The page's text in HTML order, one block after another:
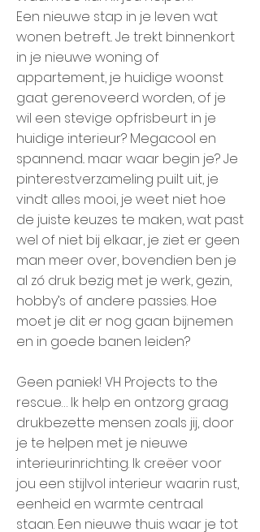
Een nieuwe stap in je leven wat
wonen betreft.. Je trekt binnenkort
in je nieuwe woning of
appartement, je huidige woonst
gaat gerenoveerd worden, of je
wil een stevige opfrisbeurt in je
huidige interieur? Megacool en
spannend.. maar waar begin je? Je
pinterestverzameling puilt uit, je
vindt alles mooi, je weet niet hoe
de juiste keuzes te maken, wat past
wel of niet bij elkaar, je ziet er geen
man meer over, bovendien ben je
al zó druk bezig met je werk, gezin,
hobby’s of andere passies. Hoe
moet je dit er nog gaan bijnemen
en in goede banen leiden?
Geen paniek! VH Projects to the
rescue… Ik help en ontzorg graag
drukbezette mensen zoals jij, door
je te helpen met je nieuwe
interieurinrichting. Ik creëer voor
jou een stijlvol interieur waarin rust,
eenheid en warmte centraal
staan. Een nieuwe thuis waar je tot